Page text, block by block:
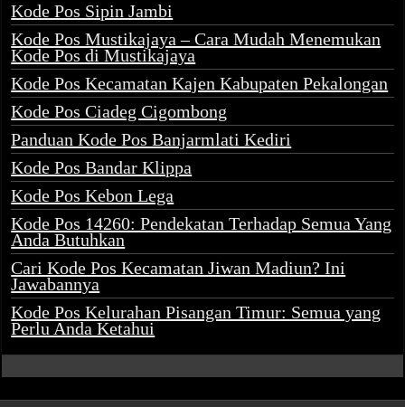
Kode Pos Sipin Jambi
Kode Pos Mustikajaya – Cara Mudah Menemukan
Kode Pos di Mustikajaya
Kode Pos Kecamatan Kajen Kabupaten Pekalongan
Kode Pos Ciadeg Cigombong
Panduan Kode Pos Banjarmlati Kediri
Kode Pos Bandar Klippa
Kode Pos Kebon Lega
Kode Pos 14260: Pendekatan Terhadap Semua Yang
Anda Butuhkan
Cari Kode Pos Kecamatan Jiwan Madiun? Ini
Jawabannya
Kode Pos Kelurahan Pisangan Timur: Semua yang
Perlu Anda Ketahui